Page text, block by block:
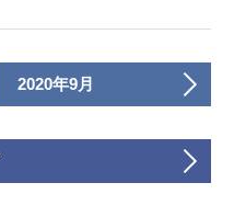
2020年9月